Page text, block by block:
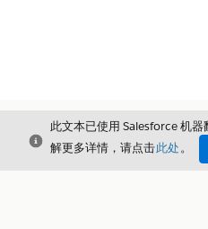
关闭
此文本已使用 Salesforce 机
解更多详情，请点击此处。